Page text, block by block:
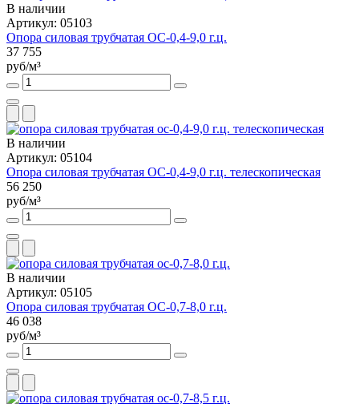
В наличии
Артикул: 05103
Опора силовая трубчатая ОС-0,4-9,0 г.ц.
37 755
руб/м³
В наличии
Артикул: 05104
Опора силовая трубчатая ОС-0,4-9,0 г.ц. телескопическая
56 250
руб/м³
В наличии
Артикул: 05105
Опора силовая трубчатая ОС-0,7-8,0 г.ц.
46 038
руб/м³